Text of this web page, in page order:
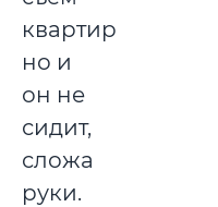
квартиры,
но и
он не
сидит,
сложа
руки.